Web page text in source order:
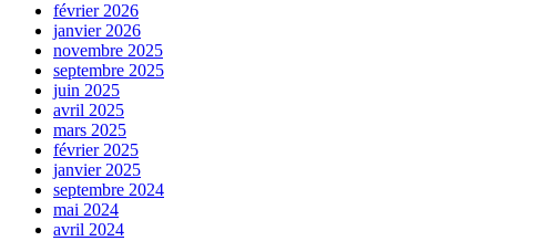
février 2026
janvier 2026
novembre 2025
septembre 2025
juin 2025
avril 2025
mars 2025
février 2025
janvier 2025
septembre 2024
mai 2024
avril 2024